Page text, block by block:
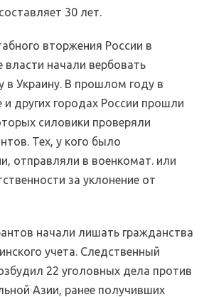
30 лет.
вторжения России в
власти начали вербовать
в Украину. В прошлом году в
и других городах России прошли
силовики проверяли
Тех, у кого было
отправляли в военкомат. или
за уклонение от
начали лишать гражданства
учета. Следственный
22 уголовных дела против
Азии, ранее получивших